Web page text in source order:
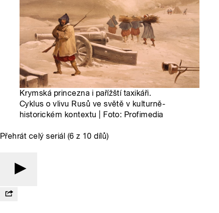
Krymská princezna i pařížští taxikáři.
Cyklus o vlivu Rusů ve světě v kulturně-
historickém kontextu | Foto: Profimedia
Přehrát celý seriál (6 z 10 dílů)